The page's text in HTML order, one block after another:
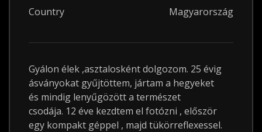
Country
Magyarország
Gyálon élek ,asztalosként dolgozom. 25 évig
ásványokat gyűjtöttem, jártam a hegyeket
és mindig lenyűgözött a természet
csodája. 12 éve kezdtem el fotózni , először
egy kompakt géppel , majd tükörreflexessel.